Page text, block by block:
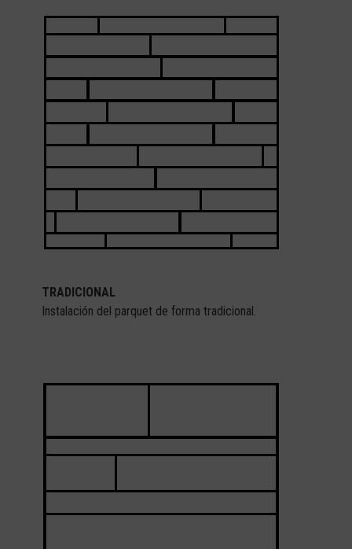
TRADICIONAL
Instalación del parquet de forma tradicional.